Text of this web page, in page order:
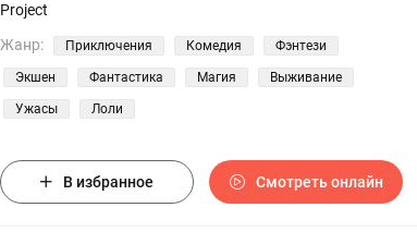
Project
Жанр:
Приключения Комедия Фэнтези
Экшен Фантастика Магия Выживание
Ужасы Лоли
В избранное Смотреть онлайн